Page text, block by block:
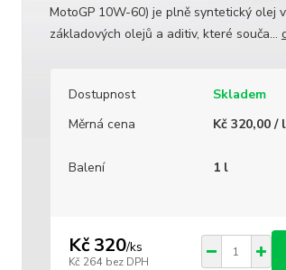
MotoGP 10W-60) je plně syntetický olej
základových olejů a aditiv, které souča...
Dostupnost
Skladem
Měrná cena
Kč 320,00 / l
Balení 1 l
Kč 320/ks
Kč 264 bez DPH